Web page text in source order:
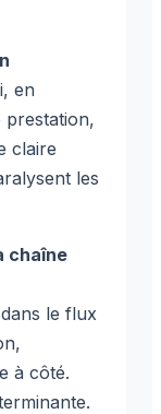
en
claire
les
chaîne
le flux
à côté.